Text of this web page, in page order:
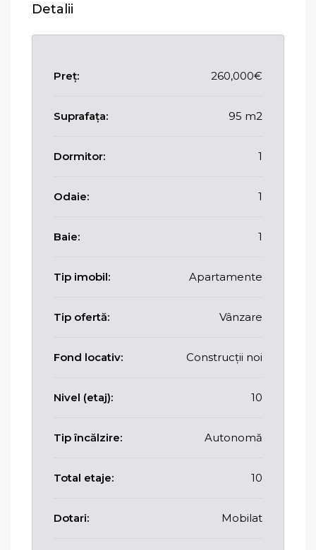
Detalii
Preț: 260,000€
Suprafața: 95 m2
Dormitor: 1
Odaie: 1
Baie: 1
Tip imobil: Apartamente
Tip ofertă: Vânzare
Fond locativ: Construcții noi
Nivel (etaj): 10
Tip încălzire: Autonomă
Total etaje: 10
Dotari: Mobilat